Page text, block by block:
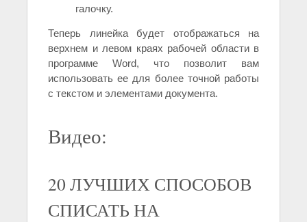
галочку.
Теперь линейка будет отображаться на
верхнем и левом краях рабочей области в
программе Word, что позволит вам
использовать ее для более точной работы
с текстом и элементами документа.
Видео:
20 ЛУЧШИХ СПОСОБОВ
СПИСАТЬ НА